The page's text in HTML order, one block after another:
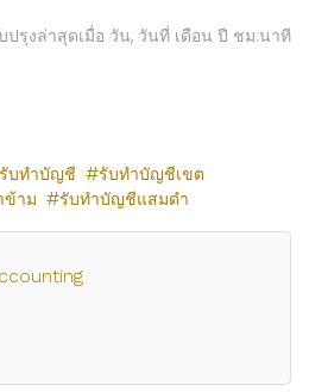
ปรุงล่าสุดเมื่อ วัน, วันที่ เดือน ปี ชม:นาที
รับทำบัญชี
รับทำบัญชีเขต
าม รับทำบัญชีแสมดำ